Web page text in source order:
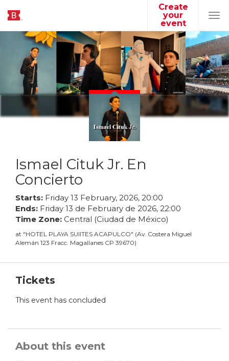
Create
your
event
Ismael Cituk Jr. En
Concierto
Starts: Friday 13 February, 2026, 20:00
Ends: Friday 13 de February de 2026, 22:00
Time Zone: Central (Ciudad de México)
at "HOTEL PLAYA SUIITES ACAPULCO" (Av. Costera Miguel
Alemán 123 Fracc. Magallanes CP 39670)
Tickets
This event has concluded
About this event